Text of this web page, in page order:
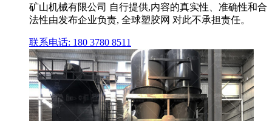
矿山机械有限公司 自行提供,内容的真实性、准确性和合
法性由发布企业负责, 全球塑胶网 对此不承担责任。
联系电话: 180 3780 8511